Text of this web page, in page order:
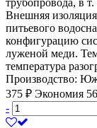
Внешняя
питьевого
конфигурацию
луженой меди.
температура
Производство:
375 ₽ Экономия
-